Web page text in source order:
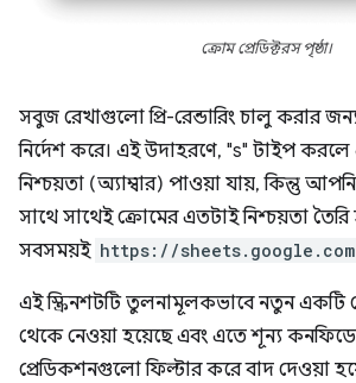
ক্রোম প্রেডিক্টরস পৃষ্ঠা।
সবুজ রেখাগুলো প্রি-রেন্ডারিং চালু করার
নির্দেশ করে। এই উদাহরণে, "s" টাইপ
নিশ্চয়তা (অ্যাম্বার) পাওয়া যায়, কিন্তু
সাথে সাথেই ক্রোমের এতটাই নিশ্চয়তা
সবসময়ই https://sheets.google.com
এই স্ক্রিনশটটি তুলনামূলকভাবে নতুন একটি
থেকে নেওয়া হয়েছে এবং এতে শূন্য
প্রেডিকশনগুলো ফিল্টার করে বাদ দেওয়া